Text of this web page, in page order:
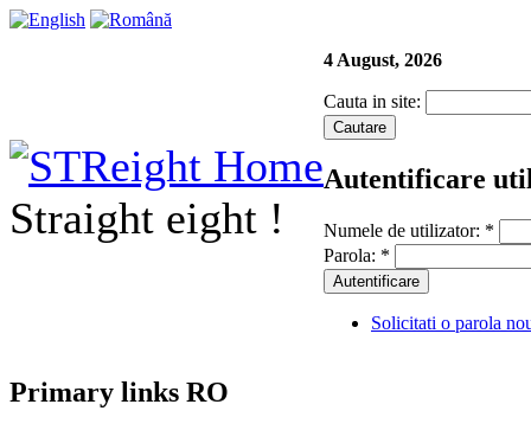
Straight eight !
4 August, 2026
Cauta in site:
Autentificare
Numele de utilizator: *
Parola: *
Solicitati o parola
Primary links RO